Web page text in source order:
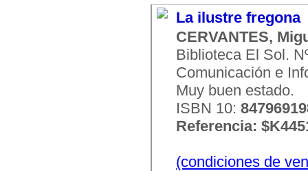
La ilustre fregona
CERVANTES,
Biblioteca El Sol.
Comunicación e
Muy buen estado.
ISBN 10:
Referencia:
(condiciones de